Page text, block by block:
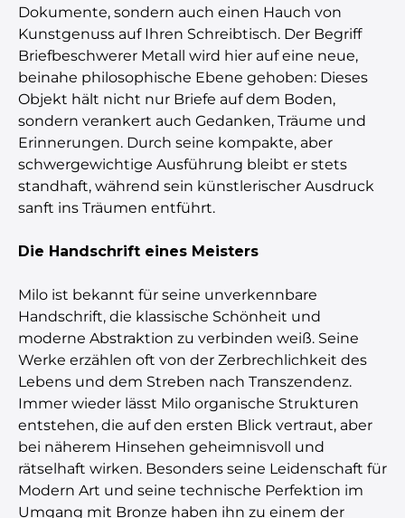
Dokumente, sondern auch einen Hauch von
Kunstgenuss auf Ihren Schreibtisch. Der Begriff
Briefbeschwerer Metall wird hier auf eine neue,
beinahe philosophische Ebene gehoben: Dieses
Objekt hält nicht nur Briefe auf dem Boden,
sondern verankert auch Gedanken, Träume und
Erinnerungen. Durch seine kompakte, aber
schwergewichtige Ausführung bleibt er stets
standhaft, während sein künstlerischer Ausdruck
sanft ins Träumen entführt.
Die Handschrift eines Meisters
Milo ist bekannt für seine unverkennbare
Handschrift, die klassische Schönheit und
moderne Abstraktion zu verbinden weiß. Seine
Werke erzählen oft von der Zerbrechlichkeit des
Lebens und dem Streben nach Transzendenz.
Immer wieder lässt Milo organische Strukturen
entstehen, die auf den ersten Blick vertraut, aber
bei näherem Hinsehen geheimnisvoll und
rätselhaft wirken. Besonders seine Leidenschaft für
Modern Art und seine technische Perfektion im
Umgang mit Bronze haben ihn zu einem der